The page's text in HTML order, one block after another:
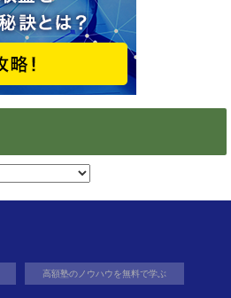
高額塾のノウハウを無料で学ぶ